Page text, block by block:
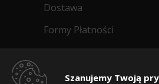
Szanujemy Twoją
Dostawa
Formy Płatności
Dlaczego warto kupić w